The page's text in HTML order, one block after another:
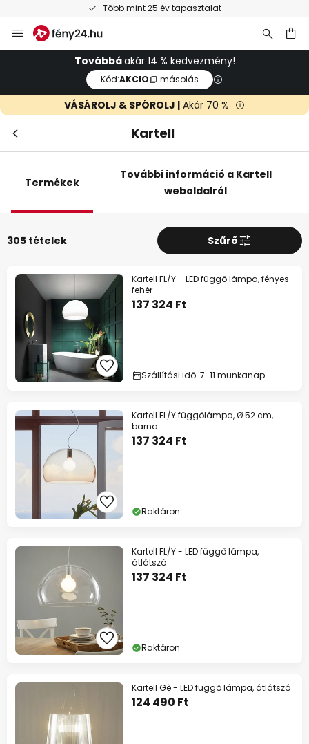
Ingyenes visszaküldés 50 napon belül
Ugrás
a
tartalomhozTovábbáakár 14 % kedvezmény!
Kód:AKCIO másolás
VÁSÁROLJ & SPÓROLJ | Akár 70 %
Kartell
Termékek
További információ a Kartell
weboldalról
305 tételek Szűrő
Kartell FL/Y – LED függő lámpa, fényes
fehér
137 324 Ft
Szállítási idő: 7-11 munkanap
Kartell FL/Y függőlámpa, Ø 52 cm,
barna
137 324 Ft
Raktáron
Kartell FL/Y - LED függő lámpa,
átlátszó
137 324 Ft
Raktáron
Kartell Gè - LED függő lámpa, átlátszó
124 490 Ft
VÁSÁROLJ & SPÓROLJ
11%42 990 Ft felett
14%66 990 Ft felett
Spórolj most